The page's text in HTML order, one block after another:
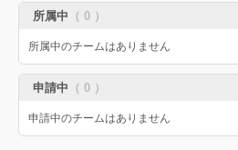
所属中 （ 0 ）
所属中のチームはありません
申請中 （ 0 ）
申請中のチームはありません